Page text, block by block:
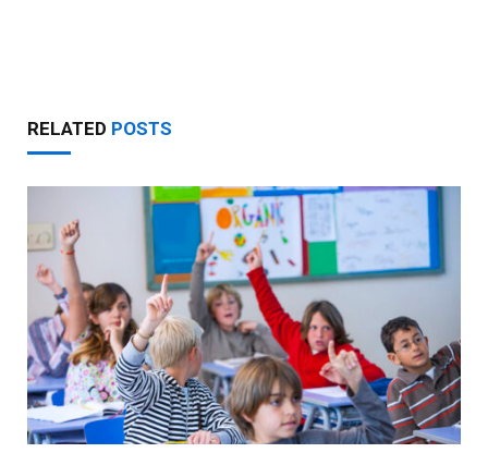
RELATED POSTS